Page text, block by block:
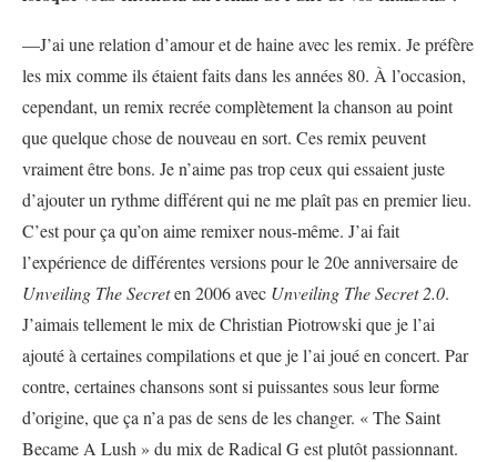
—J’ai une relation d’amour et de haine avec les remix. Je préfère
les mix comme ils étaient faits dans les années 80. À l’occasion,
cependant, un remix recrée complètement la chanson au point
que quelque chose de nouveau en sort. Ces remix peuvent
vraiment être bons. Je n’aime pas trop ceux qui essaient juste
d’ajouter un rythme différent qui ne me plaît pas en premier lieu.
C’est pour ça qu’on aime remixer nous-même. J’ai fait
l’expérience de différentes versions pour le 20e anniversaire de
Unveiling The Secreten 2006 avec Unveiling The Secret 2.0.
J’aimais tellement le mix de Christian Piotrowski que je l’ai
ajouté à certaines compilations et que je l’ai joué en concert. Par
contre, certaines chansons sont si puissantes sous leur forme
d’origine, que ça n’a pas de sens de les changer. « The Saint
Became A Lush » du mix de Radical G est plutôt passionnant.